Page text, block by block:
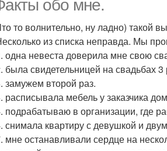
обо мне.
то волнительно, ну ладно) такой
из списка неправда. Мы
одна невеста доверила мне свою
была свидетельницей на свадьбах 3
замужем второй раз.
расписывала мебель у заказчика
подрабатываю в организации, где
снимала квартиру с девушкой и
мне останавливали сердце на